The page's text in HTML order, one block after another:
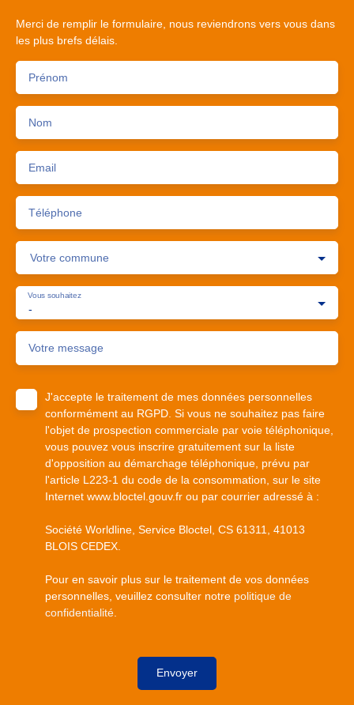
Merci de remplir le formulaire, nous reviendrons vers vous dans
les plus brefs délais.
Prénom
Nom
Email
Téléphone
Votre commune
-
Vous souhaitez
Votre message
J'accepte le traitement de mes données personnelles
conformément au RGPD. Si vous ne souhaitez pas faire
l'objet de prospection commerciale par voie téléphonique,
vous pouvez vous inscrire gratuitement sur la liste
d'opposition au démarchage téléphonique, prévu par
l'article L223-1 du code de la consommation, sur le site
Internet www.bloctel.gouv.fr ou par courrier adressé à :
Société Worldline, Service Bloctel, CS 61311, 41013
BLOIS CEDEX.
Pour en savoir plus sur le traitement de vos données
personnelles, veuillez consulter notre politique de
confidentialité
Envoyer